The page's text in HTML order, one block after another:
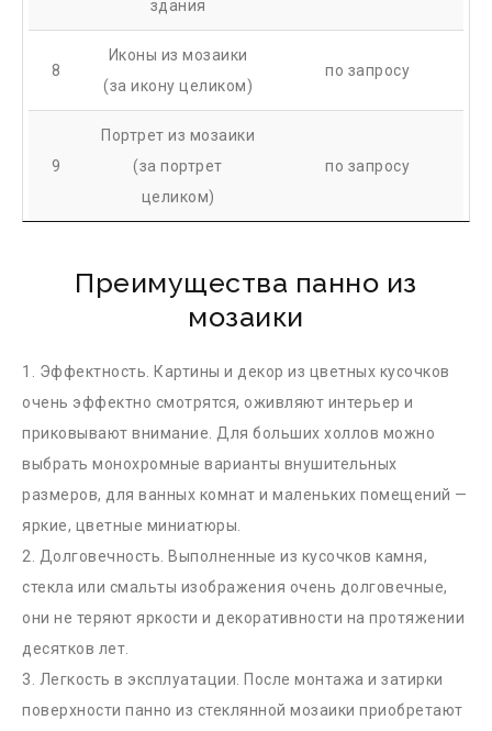
здания
8
Иконы из мозаики
(за икону целиком)
по запросу
9
Портрет из мозаики
(за портрет
целиком)
по запросу
Преимущества панно из
мозаики
1. Эффектность. Картины и декор из цветных кусочков
очень эффектно смотрятся, оживляют интерьер и
приковывают внимание. Для больших холлов можно
выбрать монохромные варианты внушительных
размеров, для ванных комнат и маленьких помещений —
яркие, цветные миниатюры.
2. Долговечность. Выполненные из кусочков камня,
стекла или смальты изображения очень долговечные,
они не теряют яркости и декоративности на протяжении
десятков лет.
3. Легкость в эксплуатации. После монтажа и затирки
поверхности панно из стеклянной мозаики приобретают